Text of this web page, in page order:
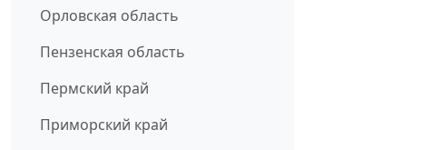
Орловская область
Пензенская область
Пермский край
Приморский край